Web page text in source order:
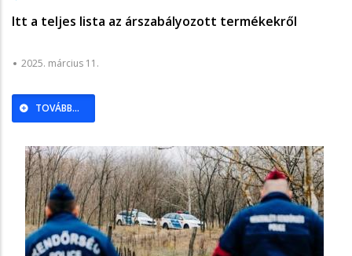
Itt a teljes lista az árszabályozott termékekről
2025. március 11.
TOVÁBB...